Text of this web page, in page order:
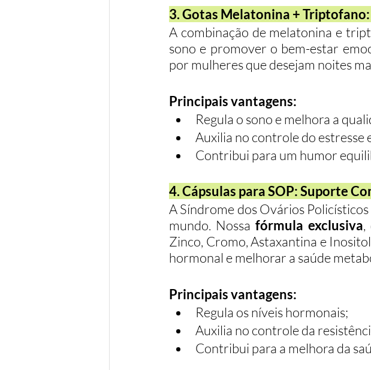
3. Gotas Melatonina +
A combinação de melatonina e
sono e promover o bem-estar
por mulheres que desejam noites
Principais vantagens:
Regula o sono e melhora a
Auxilia no controle do estresse
Contribui para um humor
4. Cápsulas para SOP: Suporte
A Síndrome dos Ovários
mundo. Nossa fórmula exclusiva,
Zinco, Cromo, Astaxantina e
hormonal e melhorar a saúde
Principais vantagens:
Regula os níveis hormonais;
Auxilia no controle da
Contribui para a melhora da